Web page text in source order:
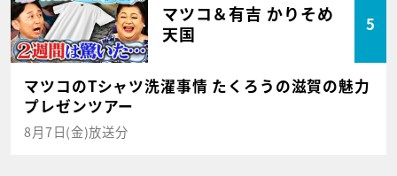
マツコ＆有吉 かりそめ
天国
5
マツコのTシャツ洗濯事情 たくろうの滋賀の魅力
プレゼンツアー
8月7日(金)放送分